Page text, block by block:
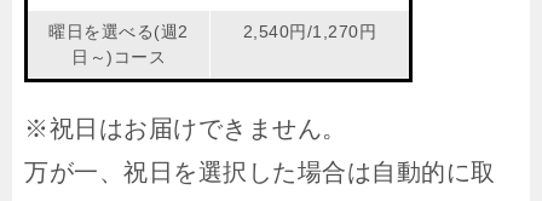
曜日を選べる(週2
日～)コース
2,540円/1,270円
※祝日はお届けできません。
万が一、祝日を選択した場合は自動的に取